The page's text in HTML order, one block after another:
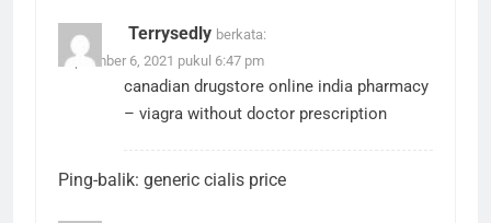
Terrysedly berkata:
September 6, 2021 pukul 6:47 pm
canadian drugstore online india pharmacy
– viagra without doctor prescription
Ping-balik: generic cialis price